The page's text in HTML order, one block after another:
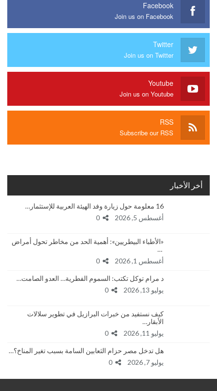
Facebook
Join us on Facebook
Twitter
Join us on Twitter
Youtube
Join us on Youtube
RSS
Subscribe our RSS
أخر الأخبار
16 معلومة حول زيارة وفد الهيئة العربية للإستثمار…
أغسطس 5, 2026
«الأطباء البيطريين»: أهمية الحد من مخاطر تحول أمراض
…
أغسطس 1, 2026
د مرام توكل تكتب: السموم الفطرية… العدو الصامت…
يوليو 13, 2026
كيف نستفيد من خبرات البرازيل في تطوير سلالات
الأبقار…
يوليو 11, 2026
هل تدخل مصر حزام الثعابين السامة بسبب تغير المناخ؟…
يوليو 7, 2026